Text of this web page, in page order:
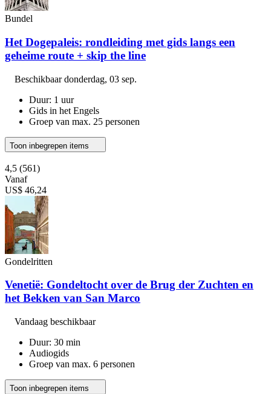
Bundel
Het Dogepaleis: rondleiding met gids langs een
geheime route + skip the line
Beschikbaardonderdag, 03 sep.
Duur: 1 uur
Gids in het Engels
Groep van max. 25 personen
Toon inbegrepen items
4,5 (561)
Vanaf
US$ 46,24
Gondelritten
Venetië: Gondeltocht over de Brug der Zuchten en
het Bekken van San Marco
Vandaag beschikbaar
Duur: 30 min
Audiogids
Groep van max. 6 personen
Toon inbegrepen items